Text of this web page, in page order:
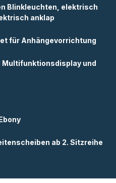
Blinkleuchten, elektrisch
anklap
für Anhängevorrichtung
Multifunktionsdisplay und
ab 2. Sitzreihe